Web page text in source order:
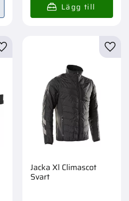
Lägg till i favoriter
Jacka Xl Climascot
Svart